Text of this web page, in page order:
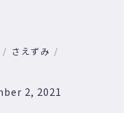
さえずみ
2, 2021